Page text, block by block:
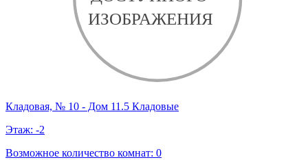
Кладовая, № 10 - Дом 11.5 Кладовые
Этаж: -2
Возможное количество комнат: 0